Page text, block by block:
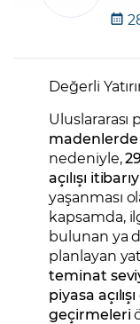
Şifremi
Değerli
Uluslararası
nedeniyle,
açılışı
yaşanması
kapsamda,
bulunan ya
planlayan
teminat
piyasa
geçirmeleri